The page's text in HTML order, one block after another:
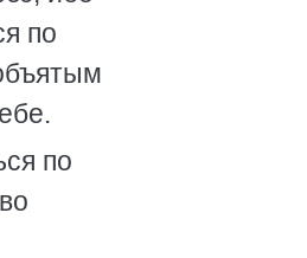
по
по